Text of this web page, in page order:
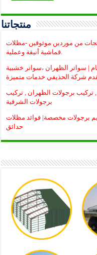
منتجاتنا
من موردين موثوقين -مظلات
| سواتر الظهران ،سواتر خشبية
شركة الحذيفي خدمات متميزة
الخبر , تركيب برجولات الظهران , تركيب
برجولات الشرقية
برجولات مخصصة| فوائد مظلات
حدائق